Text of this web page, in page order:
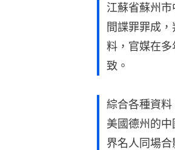
江蘇省蘇州
間諜罪罪成
料，官媒在
致。
綜合各種資料
美國德州的
界名人同場